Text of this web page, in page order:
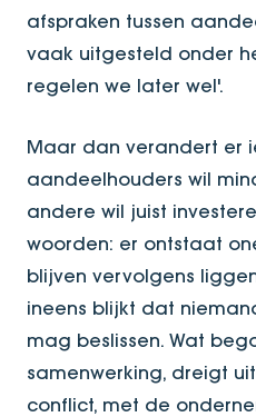
afspraken tussen
vaak uitgesteld onder
regelen we later wel'.
Maar dan verandert er
aandeelhouders wil
andere wil juist
woorden: er ontstaat
blijven vervolgens
ineens blijkt dat
mag beslissen. Wat
samenwerking, dreigt
conflict, met de